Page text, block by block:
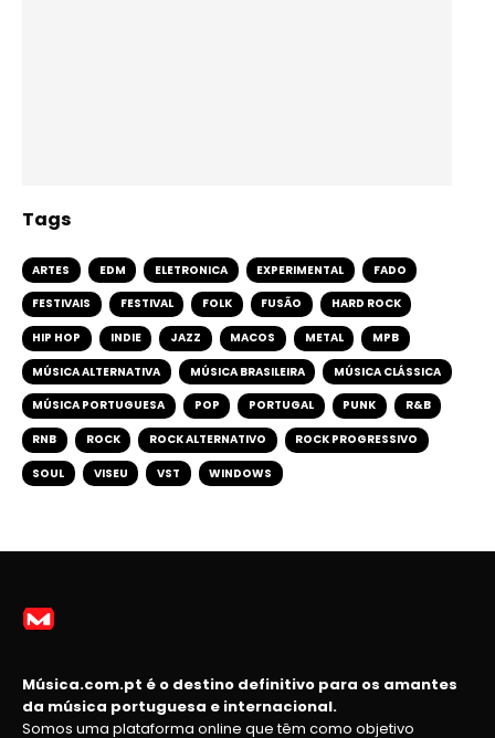
Tags
ARTES EDM ELETRONICA EXPERIMENTAL FADO
FESTIVAIS FESTIVAL FOLK FUSÃO HARD ROCK
HIP HOP INDIE JAZZ MACOS METAL MPB
MÚSICA ALTERNATIVA MÚSICA BRASILEIRA MÚSICA CLÁSSICA
MÚSICA PORTUGUESA POP PORTUGAL PUNK R&B
RNB ROCK ROCK ALTERNATIVO ROCK PROGRESSIVO
SOUL VISEU VST WINDOWS
Música.com.pt é o destino definitivo para os amantes
da música portuguesa e internacional.
Somos uma plataforma online que têm como objetivo